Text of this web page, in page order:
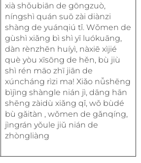
xià shǒubiān de gōngzuò,
níngshì quán suō zài diànzi
shàng de yuánqiú tǐ. Wǒmen de
gùshì xiǎng bì shì yī luókuāng,
dàn rènzhēn huíyì, nàxiē xìjié
què yòu xīsōng de hěn, bù jiù
shì rén māo zhī jiān de
xúncháng rìzi ma! Xiǎo nǚshēng
bìjìng shàngle nián jì, dāng hān
shēng zàidù xiǎng qǐ, wǒ bùdé
bù gǎitàn , wǒmen de gǎnqíng,
jìngrán yǒule jiǔ nián de
zhòngliàng